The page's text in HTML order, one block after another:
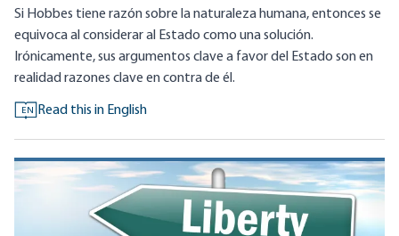
Si Hobbes tiene razón sobre la naturaleza humana, entonces se
equivoca al considerar al Estado como una solución.
Irónicamente, sus argumentos clave a favor del Estado son en
realidad razones clave en contra de él.
EN Read this in English